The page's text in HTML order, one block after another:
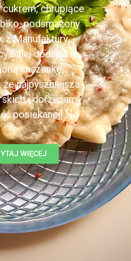
chrupiące
podsmażony
z Manufaktury
dodajemy
kaszankę,
najpyszniejsza
i dorzucamy
posiekanej[...]
WIĘCEJ